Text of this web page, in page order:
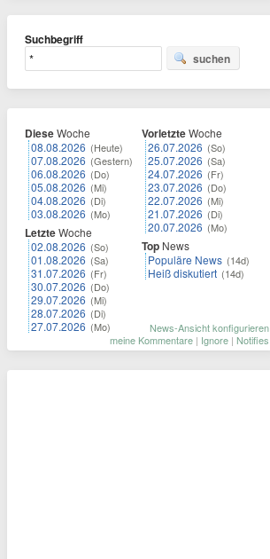
Suchbegriff
suchen
DieseWoche
08.08.2026 (Heute)
07.08.2026 (Gestern)
06.08.2026 (Do)
05.08.2026 (Mi)
04.08.2026 (Di)
03.08.2026 (Mo)
LetzteWoche
02.08.2026 (So)
01.08.2026 (Sa)
31.07.2026 (Fr)
30.07.2026 (Do)
29.07.2026 (Mi)
28.07.2026 (Di)
27.07.2026 (Mo)
VorletzteWoche
26.07.2026 (So)
25.07.2026 (Sa)
24.07.2026 (Fr)
23.07.2026 (Do)
22.07.2026 (Mi)
21.07.2026 (Di)
20.07.2026 (Mo)
Top News
Populäre News (14d)
Heiß diskutiert (14d)
News-Ansicht konfigurieren
meine Kommentare | Ignore | Notifies